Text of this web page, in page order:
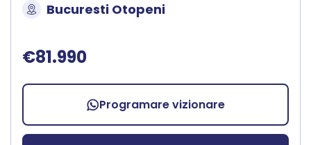
Bucuresti Otopeni
€81.990
Programare vizionare